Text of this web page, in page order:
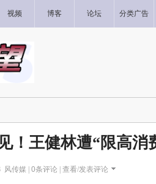
视频 博客 论坛 分类广告
！王健林遭“限高消
风传媒 | 0条评论 | 查看/发表评论